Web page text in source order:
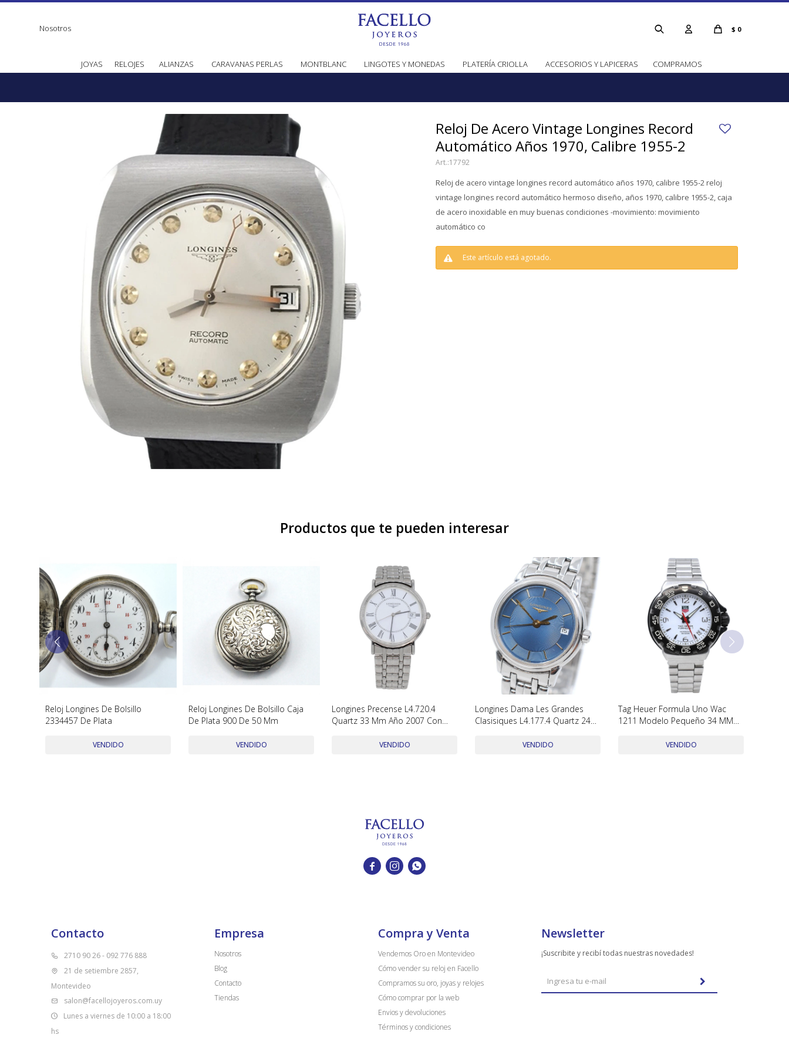
JOYAS RELOJES ALIANZAS CARAVANAS PERLAS MONTBLANC LINGOTES Y MONEDAS PLATERÍA CRIOLLA ACCESORIOS Y LAPICERAS COMPRAMOS
$ 0
Nosotros
Reloj De Acero Vintage Longines Record
Automático Años 1970, Calibre 1955-2
17792
Reloj de acero vintage longines record automático años 1970, calibre 1955-2 reloj
vintage longines record automático hermoso diseño, años 1970, calibre 1955-2, caja
de acero inoxidable en muy buenas condiciones -movimiento: movimiento
automático co
Este artículo está agotado.
Productos que te pueden interesar
Reloj Longines De Bolsillo
2334457 De Plata
VENDIDO
Reloj Longines De Bolsillo Caja
De Plata 900 De 50 Mm
VENDIDO
Longines Precense L4.720.4
Quartz 33 Mm Año 2007 Con
VENDIDO
Longines Dama Les Grandes
Clasisiques L4.177.4 Quartz 24
VENDIDO
Tag Heuer Formula Uno Wac
1211 Modelo Pequeño 34 MM
VENDIDO
  
Contacto
2710 90 26 - 092 776 888
21 de setiembre 2857,
Montevideo
salon@facellojoyeros.com.uy
Lunes a viernes de 10:00 a 18:00
hs
Empresa
Nosotros
Blog
Contacto
Tiendas
Compra y Venta
Vendemos Oro en Montevideo
Cómo vender su reloj en Facello
Compramos su oro, joyas y relojes
Cómo comprar por la web
Envios y devoluciones
Términos y condiciones
Newsletter
¡Suscribite y recibí todas nuestras novedades!